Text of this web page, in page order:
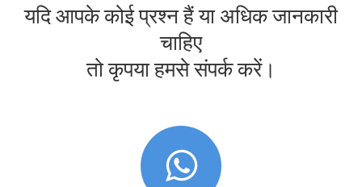
यदि आपके कोई प्रश्न हैं या अधिक जानकारी
चाहिए
तो कृपया हमसे संपर्क करें।